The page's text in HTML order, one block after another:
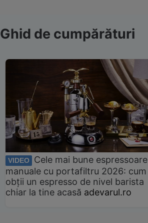
Ghid de cumpărături
VIDEO
Cele mai bune espressoare
manuale cu portafiltru 2026: cum
obții un espresso de nivel barista
chiar la tine acasă adevarul.ro